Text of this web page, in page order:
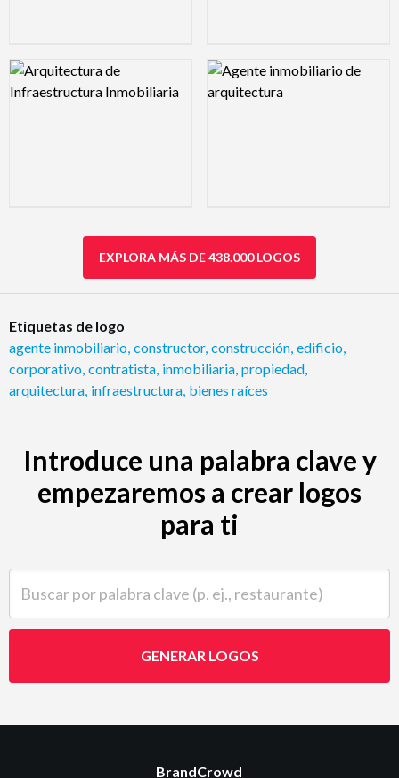
Logo Preview Image Logo Preview Image
EXPLORA MÁS DE 438.000 LOGOS
Etiquetas de logo
agente inmobiliario constructor, construcción edificio
corporativo contratista inmobiliaria propiedad
arquitectura infraestructura bienes raíces
Introduce una palabra clave y
empezaremos a crear logos
para ti
GENERAR LOGOS
BrandCrowd